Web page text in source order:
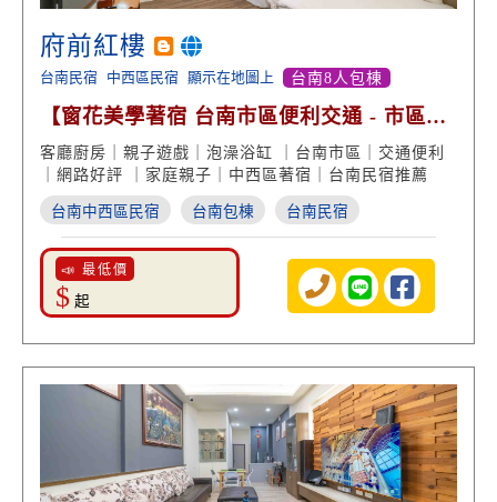
府前紅樓
台南民宿 中西區民宿 顯示在地圖上 台南8人包棟
【窗花美學著宿 台南市區便利交通 - 市區包
棟 泡澡慢活】
客廳廚房｜親子遊戲｜泡澡浴缸 ｜台南市區｜交通便利
｜網路好評 ｜家庭親子｜中西區著宿｜台南民宿推薦
台南中西區民宿 台南包棟 台南民宿
📣 最低價
$ 起